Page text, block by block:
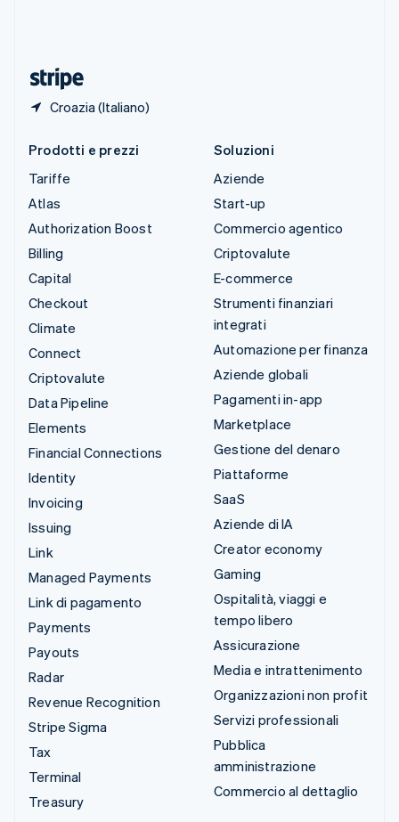
Croazia (Italiano)
Prodotti e prezzi
Tariffe
Atlas
Authorization Boost
Billing
Capital
Checkout
Climate
Connect
Criptovalute
Data Pipeline
Elements
Financial Connections
Identity
Invoicing
Issuing
Link
Managed Payments
Link di pagamento
Payments
Payouts
Radar
Revenue Recognition
Stripe Sigma
Tax
Terminal
Treasury
Soluzioni
Aziende
Start-up
Commercio agentico
Criptovalute
E-commerce
Strumenti finanziari
integrati
Automazione per finanza
Aziende globali
Pagamenti in-app
Marketplace
Gestione del denaro
Piattaforme
SaaS
Aziende di IA
Creator economy
Gaming
Ospitalità, viaggi e
tempo libero
Assicurazione
Media e intrattenimento
Organizzazioni non profit
Servizi professionali
Pubblica
amministrazione
Commercio al dettaglio